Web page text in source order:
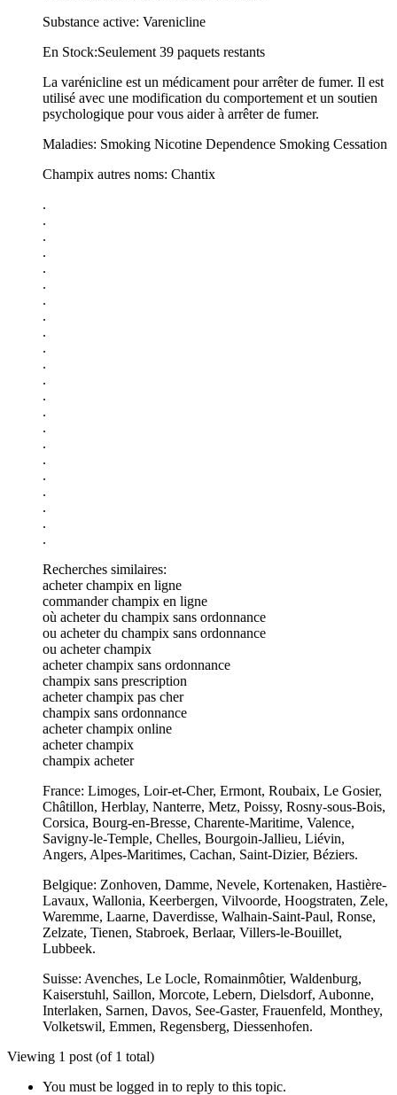
Substance active: Varenicline
En Stock:Seulement 39 paquets restants
La varénicline est un médicament pour arrêter de fumer. Il est
utilisé avec une modification du comportement et un soutien
psychologique pour vous aider à arrêter de fumer.
Maladies: Smoking Nicotine Dependence Smoking Cessation
Champix autres noms: Chantix
.
.
.
.
.
.
.
.
.
.
.
.
.
.
.
.
.
.
.
.
.
.
Recherches similaires:
acheter champix en ligne
commander champix en ligne
où acheter du champix sans ordonnance
ou acheter du champix sans ordonnance
ou acheter champix
acheter champix sans ordonnance
champix sans prescription
acheter champix pas cher
champix sans ordonnance
acheter champix online
acheter champix
champix acheter
France: Limoges, Loir-et-Cher, Ermont, Roubaix, Le Gosier,
Châtillon, Herblay, Nanterre, Metz, Poissy, Rosny-sous-Bois,
Corsica, Bourg-en-Bresse, Charente-Maritime, Valence,
Savigny-le-Temple, Chelles, Bourgoin-Jallieu, Liévin,
Angers, Alpes-Maritimes, Cachan, Saint-Dizier, Béziers.
Belgique: Zonhoven, Damme, Nevele, Kortenaken, Hastière-
Lavaux, Wallonia, Keerbergen, Vilvoorde, Hoogstraten, Zele,
Waremme, Laarne, Daverdisse, Walhain-Saint-Paul, Ronse,
Zelzate, Tienen, Stabroek, Berlaar, Villers-le-Bouillet,
Lubbeek.
Suisse: Avenches, Le Locle, Romainmôtier, Waldenburg,
Kaiserstuhl, Saillon, Morcote, Lebern, Dielsdorf, Aubonne,
Interlaken, Sarnen, Davos, See-Gaster, Frauenfeld, Monthey,
Volketswil, Emmen, Regensberg, Diessenhofen.
Viewing 1 post (of 1 total)
You must be logged in to reply to this topic.